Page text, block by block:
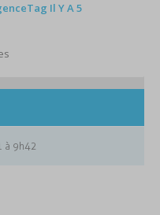
Il Y A 5
à 9h42